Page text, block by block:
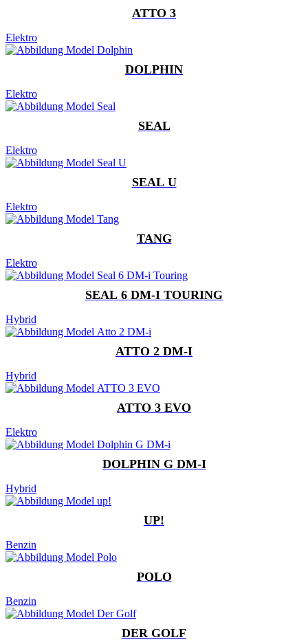
ATTO 3
Elektro
DOLPHIN
Elektro
SEAL
Elektro
SEAL U
Elektro
TANG
Elektro
SEAL 6 DM-I TOURING
Hybrid
ATTO 2 DM-I
Hybrid
ATTO 3 EVO
Elektro
DOLPHIN G DM-I
Hybrid
UP!
Benzin
POLO
Benzin
DER GOLF